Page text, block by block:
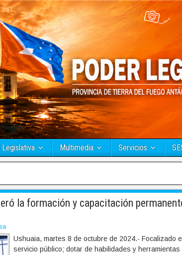
Multimedia Servicios
la formación y capacitación
Ushuaia, martes 8 de octubre de 2024.- Focalizado
servicio público; dotar de habilidades y